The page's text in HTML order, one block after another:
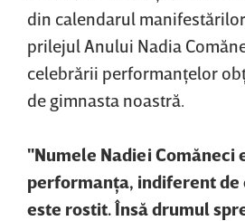
din calendarul
prilejul Anului Nadia
celebrării performanţelor
de gimnasta noastră.
"Numele Nadiei Comăneci
performanţa, indiferent de
este rostit. Însă drumul